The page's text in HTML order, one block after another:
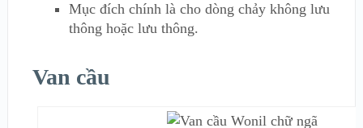
Mục đích chính là cho dòng chảy không lưu
thông hoặc lưu thông.
Van cầu